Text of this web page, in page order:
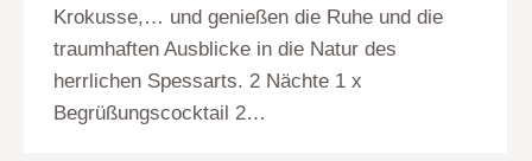
Krokusse,… und genießen die Ruhe und die
traumhaften Ausblicke in die Natur des
herrlichen Spessarts. 2 Nächte 1 x
Begrüßungscocktail 2…